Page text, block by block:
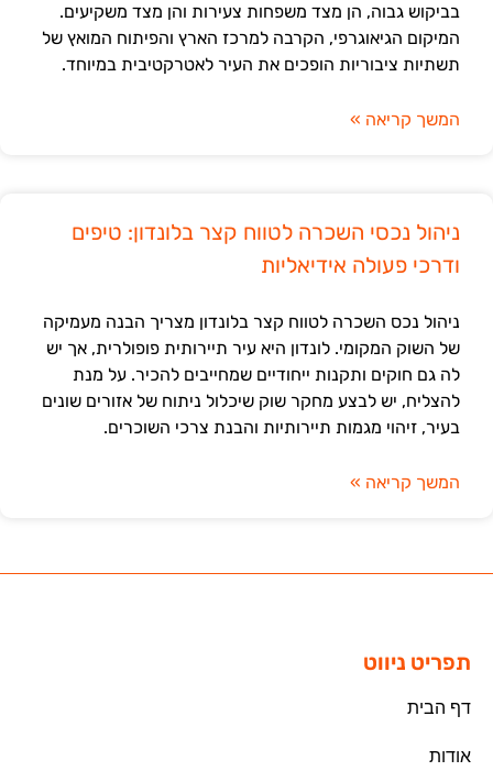
בביקוש גבוה, הן מצד משפחות צעירות והן מצד משקיעים.
המיקום הגיאוגרפי, הקרבה למרכז הארץ והפיתוח המואץ של
תשתיות ציבוריות הופכים את העיר לאטרקטיבית במיוחד.
המשך קריאה »
ניהול נכסי השכרה לטווח קצר בלונדון: טיפים
ודרכי פעולה אידיאליות
ניהול נכס השכרה לטווח קצר בלונדון מצריך הבנה מעמיקה
של השוק המקומי. לונדון היא עיר תיירותית פופולרית, אך יש
לה גם חוקים ותקנות ייחודיים שמחייבים להכיר. על מנת
להצליח, יש לבצע מחקר שוק שיכלול ניתוח של אזורים שונים
בעיר, זיהוי מגמות תיירותיות והבנת צרכי השוכרים.
המשך קריאה »
תפריט ניווט
דף הבית
אודות